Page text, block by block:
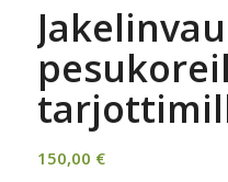
150,00 €